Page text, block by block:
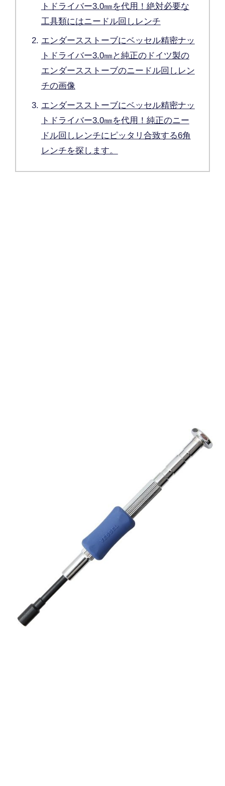
トドライバー3.0㎜を代用！絶対必要な
工具類にはニードル回しレンチ
エンダースストーブにベッセル精密ナッ
トドライバー3.0㎜と純正のドイツ製の
エンダースストーブのニードル回しレン
チの画像
エンダースストーブにベッセル精密ナッ
トドライバー3.0㎜を代用！純正のニー
ドル回しレンチにピッタリ合致する6角
レンチを探します。